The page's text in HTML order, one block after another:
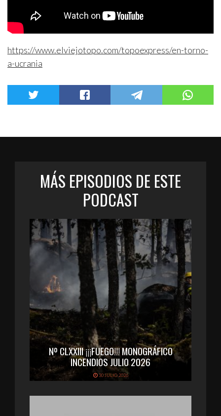
https://www.elviejotopo.com/topoexpress/en-torno-
a-ucrania
MÁS EPISODIOS DE ESTE
PODCAST
Nº CLXXIII ¡¡¡FUEGO!!! MONOGRÁFICO
INCENDIOS JULIO 2026
30 JULIO 2026